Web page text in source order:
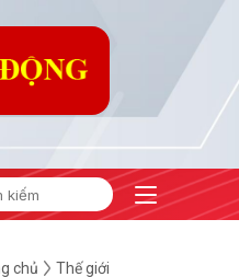
#Bảo vệ nền tảng tư tưởng
chủ Thế giới